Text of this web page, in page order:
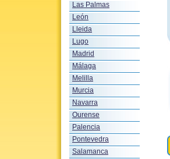
Las Palmas
León
Lleida
Lugo
Madrid
Málaga
Melilla
Murcia
Navarra
Ourense
Palencia
Pontevedra
Salamanca